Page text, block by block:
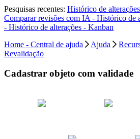
Pesquisas recentes: Histórico de
Comparar revisões com IA - Histórico de
- Histórico de alterações - Kanban
Home - Central de ajuda
Ajuda
Revalidação
Cadastrar objeto com validade